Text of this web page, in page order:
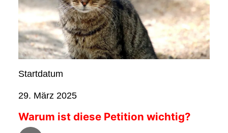
Startdatum
29. März 2025
Warum ist diese Petition wichtig?